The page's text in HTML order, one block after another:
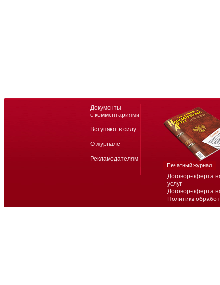
Договор-оферта
услуг
Договор-оферта
Политика
Документы
с комментариями
Вступают в силу
О журнале
Рекламодателям
Печатный журнал